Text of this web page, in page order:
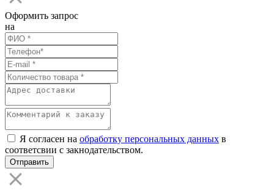
Оформить запрос
на
Я согласен на обработку персональных данных в
соответсвии с закнодательством.